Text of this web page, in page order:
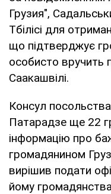
Грузия",
Тбілісі для
що підтверджує
особисто вручить
Саакашвілі.
Консул
Патарадзе ще 22
інформацію про
громадянином
вирішив подати
йому